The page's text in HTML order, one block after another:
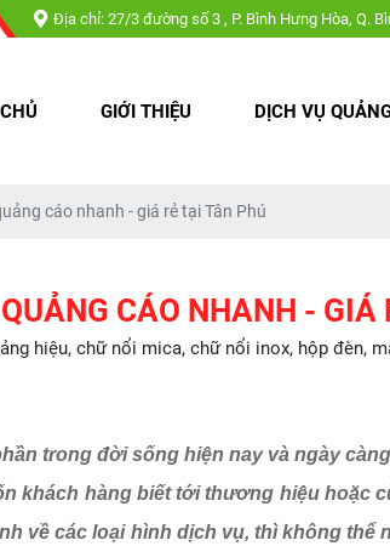
Hoàng Long chuyên : Làm bảng hiệu, chữ nổi
Địa chỉ: 27/3 đường số 3 , P. Bình Hưng Hòa, Q.
GIỚI THIỆU DỊCH VỤ
cáo nhanh - giá rẻ tại Tân Phú
CÁO NHANH - GIÁ
hiệu, chữ nổi mica, chữ nổi inox, hộp đèn,
trong đời sống hiện nay và ngày
khách hàng biết tới thương hiệu
về các loại hình dịch vụ, thì không